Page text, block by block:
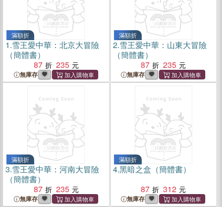
滿額折
1.雪王愛中華：北京大冒險
（簡體書）
87
235
無庫存
滿額折
2.雪王愛中華：山東大冒險
（簡體書）
87
235
無庫存
滿額折
3.雪王愛中華：河南大冒險
（簡體書）
87
235
無庫存
滿額折
4.黑暗之盒（簡體書）
87
312
無庫存